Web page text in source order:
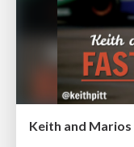
Keith and